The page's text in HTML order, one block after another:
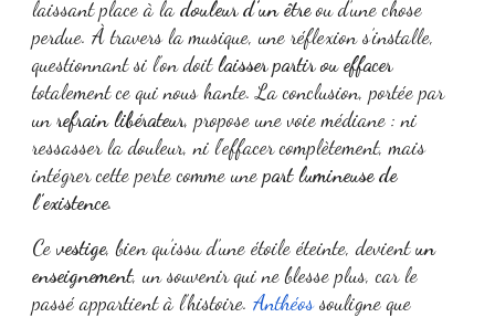
laissant place à la douleur d’un êtreou d’une chose
perdue. À travers la musique, une réflexion s’installe,
questionnant si l’on doitlaisser partir ou effacer
totalement ce qui nous hante. La conclusion, portée par
unrefrain libérateur, propose une voie médiane : ni
ressasser la douleur, ni l'effacer complètement, mais
intégrer cette perte comme unepart lumineuse de
l’existence.
Cevestige, bien qu’issu d’une étoile éteinte, devientun
enseignement, un souvenir qui ne blesse plus, car le
passé appartient à l’histoire.Anthéossouligne que